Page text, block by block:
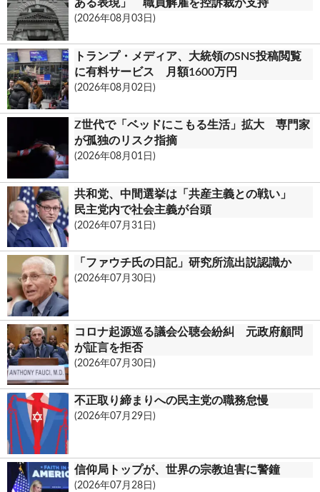
m
ある表現」 職員解雇を控訴裁が支持
(2026年08月03日)
トランプ・メディア、大統領のSNS投稿閲覧
に有料サービス 月額1600万円
(2026年08月02日)
Z世代で「ベッドにこもる生活」拡大 専門家
が孤独のリスク指摘
(2026年08月01日)
共和党、中間選挙は「共産主義との戦い」
民主党内で社会主義が台頭
(2026年07月31日)
「ファウチ氏の日記」研究所流出説認識か
(2026年07月30日)
コロナ起源巡る議会公聴会紛糾 元政府顧問
が証言を拒否
(2026年07月30日)
不正取り締まりへの民主党の職務怠慢
(2026年07月29日)
信仰局トップが、世界の宗教迫害に警鐘
(2026年07月28日)